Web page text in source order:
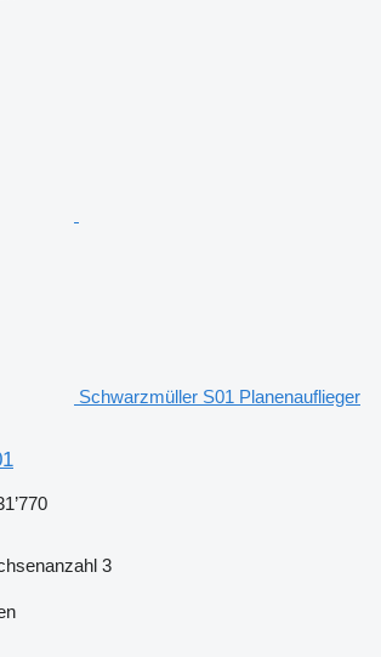
Schwarzmüller S01 Planenauflieger
3